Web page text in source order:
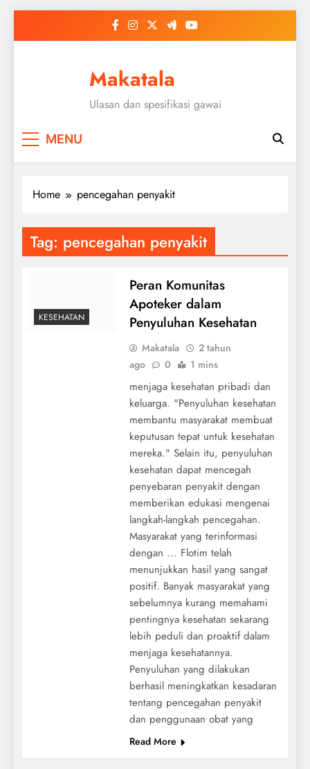
Makatala
Ulasan dan spesifikasi gawai
MENU
Home pencegahan penyakit
Tag: pencegahan penyakit
KESEHATAN
Peran Komunitas
Apoteker dalam
Penyuluhan Kesehatan
Makatala
2 tahun
ago
0 1 mins
menjaga kesehatan pribadi dan
keluarga. "Penyuluhan kesehatan
membantu masyarakat membuat
keputusan tepat untuk kesehatan
mereka." Selain itu, penyuluhan
kesehatan dapat mencegah
penyebaran penyakit dengan
memberikan edukasi mengenai
langkah-langkah pencegahan.
Masyarakat yang terinformasi
dengan ... Flotim telah
menunjukkan hasil yang sangat
positif. Banyak masyarakat yang
sebelumnya kurang memahami
pentingnya kesehatan sekarang
lebih peduli dan proaktif dalam
menjaga kesehatannya.
Penyuluhan yang dilakukan
berhasil meningkatkan kesadaran
tentang pencegahan penyakit
dan penggunaan obat yang
Read More